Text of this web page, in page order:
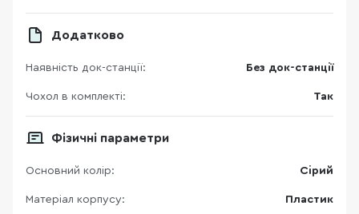
Додатково
Наявність док-станції: Без док-станції
Чохол в комплекті: Так
Фізичні параметри
Основний колір: Сірий
Матеріал корпусу: Пластик